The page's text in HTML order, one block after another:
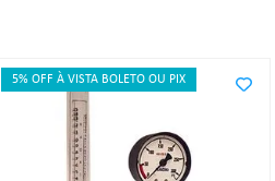
5% OFF À VISTA BOLETO OU PIX